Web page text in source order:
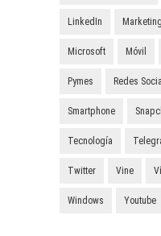
LinkedIn Marketing
Microsoft Móvil
Pymes Redes
Smartphone
Tecnología
Twitter Vine
Windows Youtube